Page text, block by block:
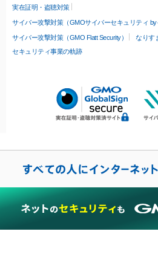
実在証明・盗聴対策
サイバー攻撃対策（GMOサイバーセキュリティ by
サイバー攻撃対策（GMO Flatt Security）
なりす
セキュリティ事業の軌跡